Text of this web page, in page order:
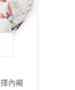
內襯